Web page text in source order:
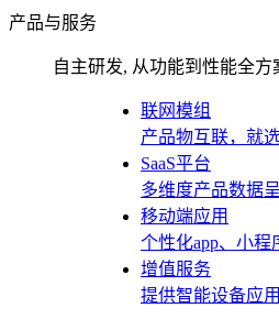
产品与服务
自主研发, 从功能到性能全方
联网模组
产品物互联，就
SaaS平台
多维度产品数据
移动端应用
个性化app、小程
增值服务
提供智能设备应